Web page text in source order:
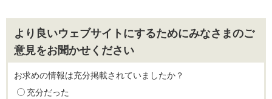
より良いウェブサイトにするためにみなさまのご
意見をお聞かせください
お求めの情報は充分掲載されていましたか？
充分だった